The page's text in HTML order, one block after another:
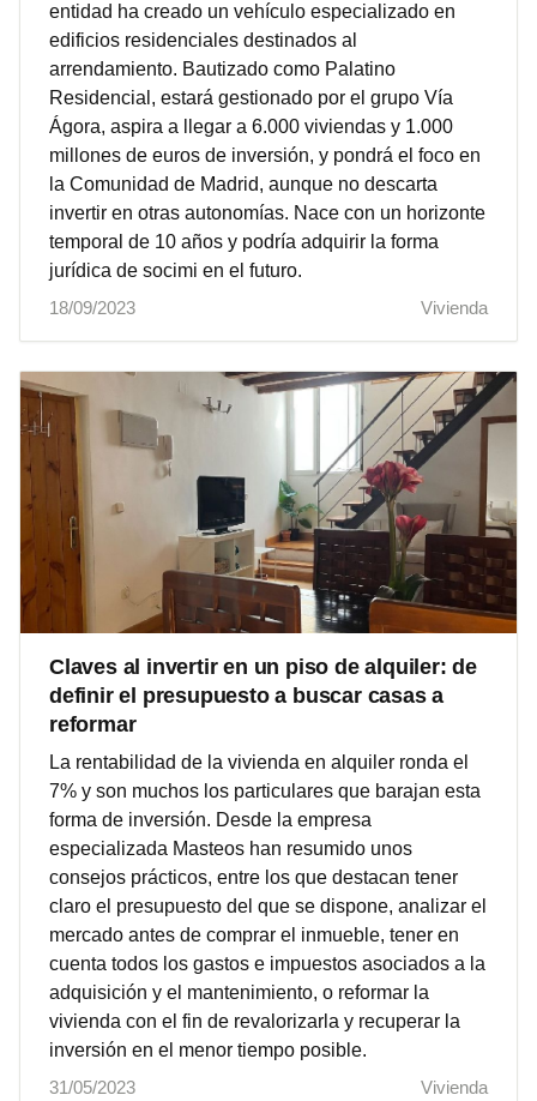
entidad ha creado un vehículo especializado en
edificios residenciales destinados al
arrendamiento. Bautizado como Palatino
Residencial, estará gestionado por el grupo Vía
Ágora, aspira a llegar a 6.000 viviendas y 1.000
millones de euros de inversión, y pondrá el foco en
la Comunidad de Madrid, aunque no descarta
invertir en otras autonomías. Nace con un horizonte
temporal de 10 años y podría adquirir la forma
jurídica de socimi en el futuro.
18/09/2023
Vivienda
Claves al invertir en un piso de alquiler: de
definir el presupuesto a buscar casas a
reformar
La rentabilidad de la vivienda en alquiler ronda el
7% y son muchos los particulares que barajan esta
forma de inversión. Desde la empresa
especializada Masteos han resumido unos
consejos prácticos, entre los que destacan tener
claro el presupuesto del que se dispone, analizar el
mercado antes de comprar el inmueble, tener en
cuenta todos los gastos e impuestos asociados a la
adquisición y el mantenimiento, o reformar la
vivienda con el fin de revalorizarla y recuperar la
inversión en el menor tiempo posible.
31/05/2023
Vivienda